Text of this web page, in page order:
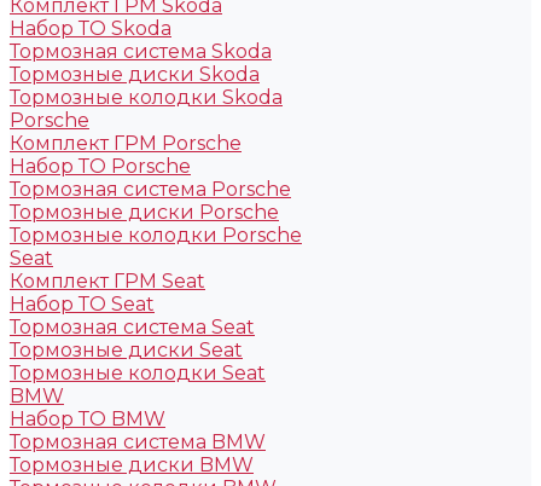
Комплект ГРМ Skoda
Набор ТО Skoda
Тормозная система Skoda
Тормозные диски Skoda
Тормозные колодки Skoda
Porsche
Комплект ГРМ Porsche
Набор ТО Porsche
Тормозная система Porsche
Тормозные диски Porsche
Тормозные колодки Porsche
Seat
Комплект ГРМ Seat
Набор ТО Seat
Тормозная система Seat
Тормозные диски Seat
Тормозные колодки Seat
BMW
Набор ТО BMW
Тормозная система BMW
Тормозные диски BMW